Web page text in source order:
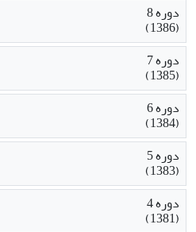
دوره 8
(1386)
دوره 7
(1385)
دوره 6
(1384)
دوره 5
(1383)
دوره 4
(1381)